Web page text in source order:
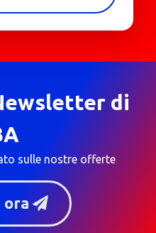
di
sulle nostre offerte
ora